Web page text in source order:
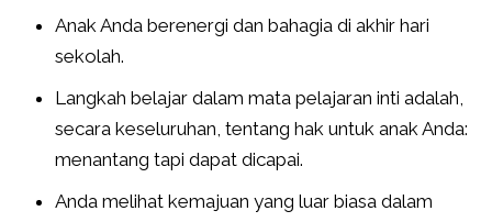
Anak Anda berenergi dan bahagia di akhir hari
sekolah.
Langkah belajar dalam mata pelajaran inti adalah,
secara keseluruhan, tentang hak untuk anak Anda:
menantang tapi dapat dicapai.
Anda melihat kemajuan yang luar biasa dalam